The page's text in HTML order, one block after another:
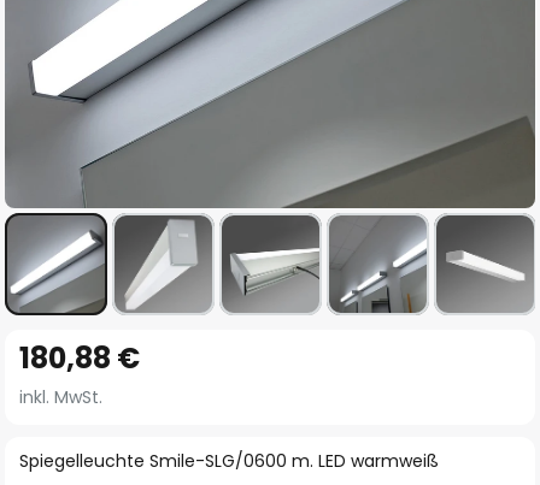
Anfang
der
springen
Spiegelleuchte Smile-SLG/0600 m. LED warmweiß
180,88 €
inkl. MwSt.